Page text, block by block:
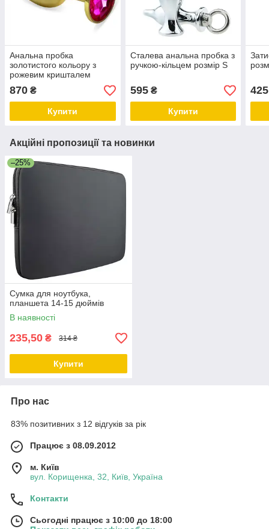
Анальна пробка
золотистого кольору з
рожевим кришталем
розмір S + подарункова
упаковка
870 ₴
Купити
Сталева анальна пробка з
ручкою-кільцем розмір S
595₴
Купити
425
Акційні пропозиції та новинки
–25%
Сумка для ноутбука,
планшета 14-15 дюймів
В наявності
235,50 ₴ 314 ₴
Купити
Про нас
83% позитивних з 12 відгуків за рік
Працює з 08.09.2012
м. Київ
вул. Корищенка, 32, Київ, Україна
Контакти
Сьогодні працює з 10:00 до 18:00